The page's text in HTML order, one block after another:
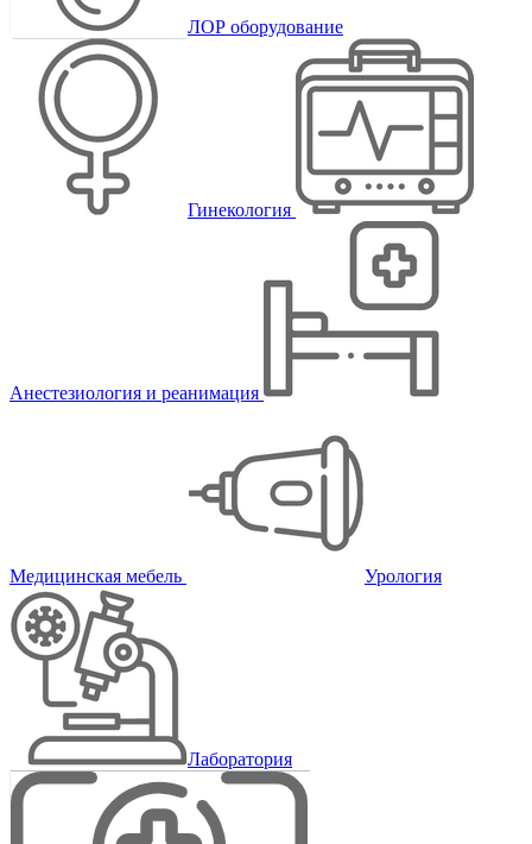
ЛОР оборудование
Гинекология
Анестезиология и реанимация
Медицинская мебель Урология
Лаборатория